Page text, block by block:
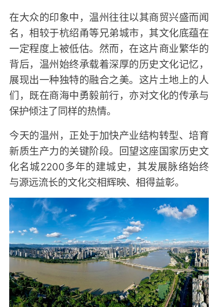
在大众的印象中，温州往往以其商贸兴盛而闻
名，相较于杭绍甬等兄弟城市，其文化底蕴在
一定程度上被低估。然而，在这片商业繁华的
背后，温州始终承载着深厚的历史文化记忆，
展现出一种独特的融合之美。这片土地上的人
们，既在商海中勇毅前行，亦对文化的传承与
保护倾注了同样的热情。
今天的温州，正处于加快产业结构转型、培育
新质生产力的关键阶段。回望这座国家历史文
化名城2200多年的建城史，其发展脉络始终
与源远流长的文化交相辉映、相得益彰。